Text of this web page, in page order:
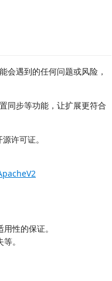
会遇到的任何问题或风险，
同步等功能，让扩展更符合
许可证。
性的保证。
。